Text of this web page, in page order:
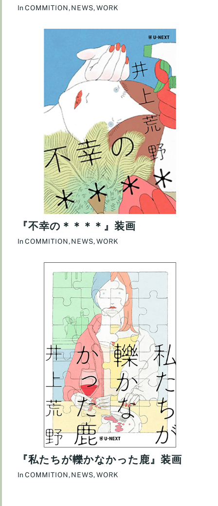
InCOMMITION,NEWS,WORK
『不幸の＊＊＊＊』装画
InCOMMITION,NEWS,WORK
『私たちが轢かなかった鹿』装画
InCOMMITION,NEWS,WORK